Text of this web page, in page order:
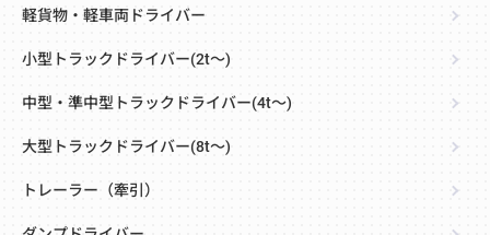
軽貨物・軽車両ドライバー
小型トラックドライバー(2t～)
中型・準中型トラックドライバー(4t～)
大型トラックドライバー(8t～)
トレーラー（牽引）